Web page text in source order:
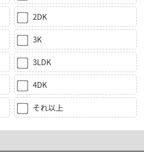
2DK
3K
3LDK
4DK
それ以上